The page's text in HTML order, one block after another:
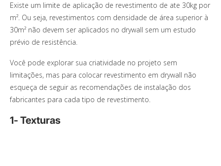
Existe um limite de aplicação de revestimento de ate 30kg por
m². Ou seja, revestimentos com densidade de área superior à
30m² não devem ser aplicados no drywall sem um estudo
prévio de resistência.
Você pode explorar sua criatividade no projeto sem
limitações, mas para colocar revestimento em drywall não
esqueça de seguir as recomendações de instalação dos
fabricantes para cada tipo de revestimento.
1- Texturas